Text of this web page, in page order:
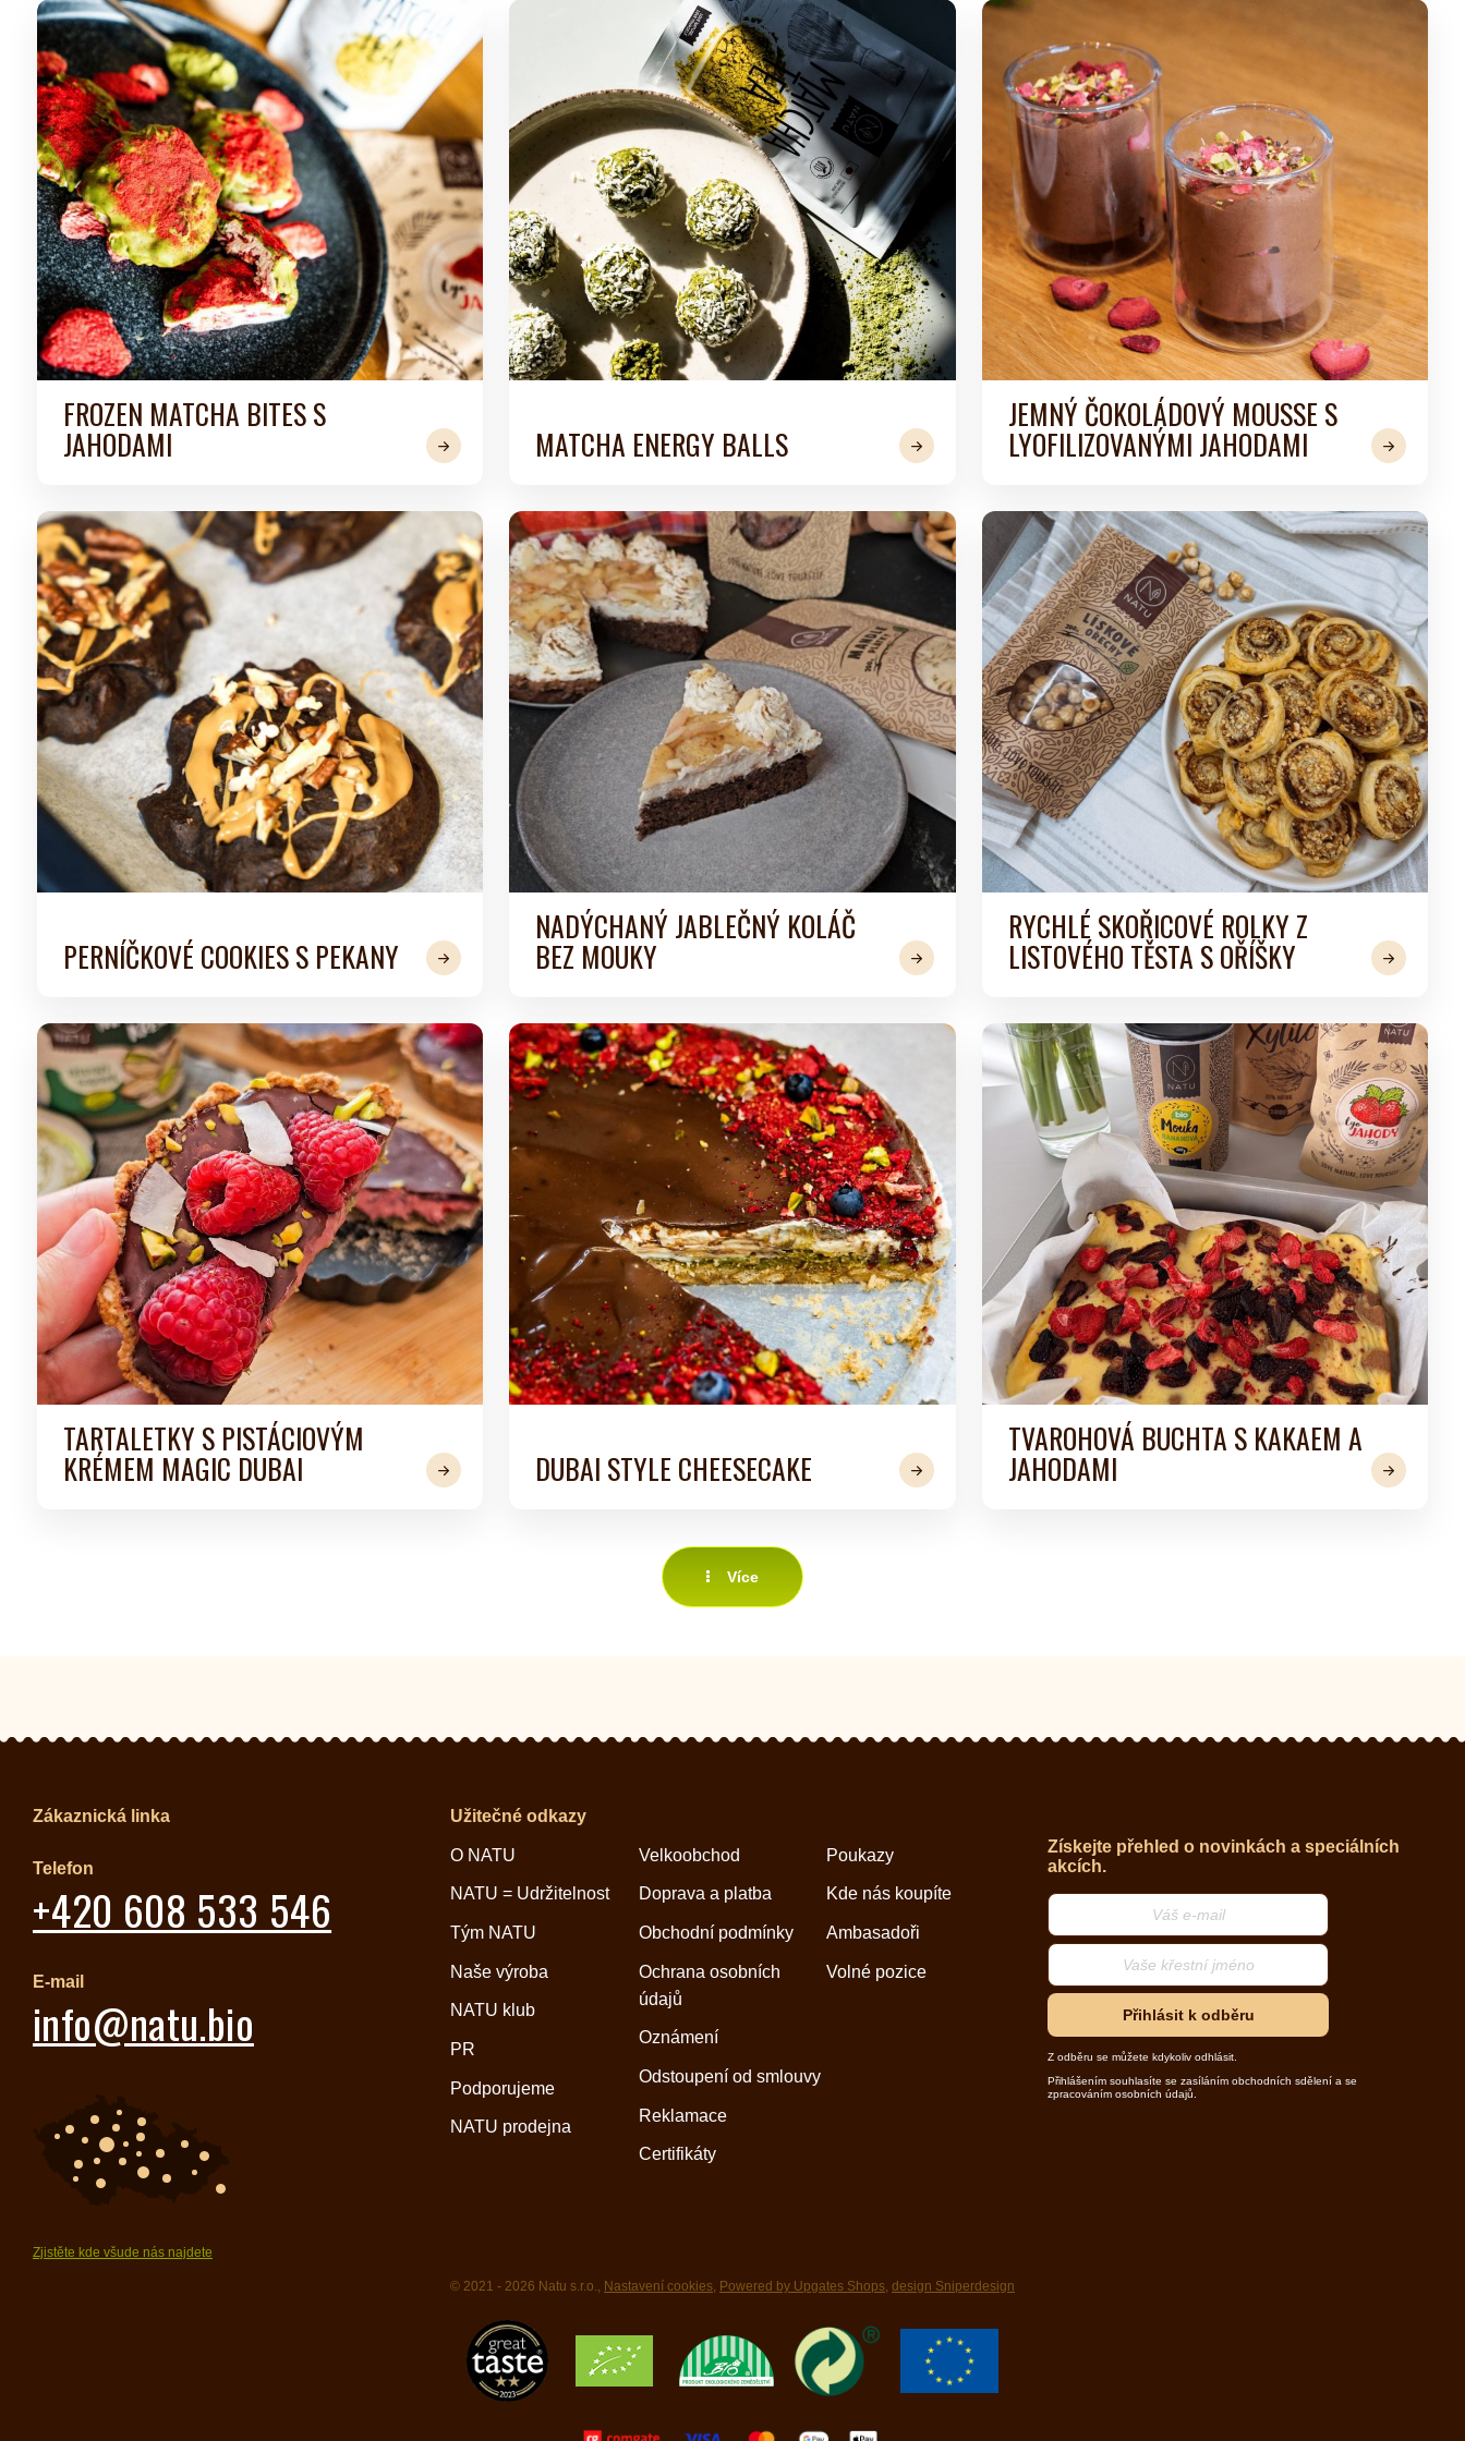
Kombuchy
Energetické nápoje
Superfood shoty
Kokosové nápoje
Ostatní nápoje
Porcované
Sypané
Láhve
Kokosové nádobí
FROZEN MATCHA BITES S
JAHODAMI MATCHA ENERGY BALLS
JEMNÝ ČOKOLÁDOVÝ MOUSSE S
LYOFILIZOVANÝMI JAHODAMI
PERNÍČKOVÉ COOKIES S PEKANY
NADÝCHANÝ JABLEČNÝ KOLÁČ
BEZ MOUKY
RYCHLÉ SKOŘICOVÉ ROLKY Z
LISTOVÉHO TĚSTA S OŘÍŠKY
TARTALETKY S PISTÁCIOVÝM
KRÉMEM MAGIC DUBAI DUBAI STYLE CHEESECAKE
TVAROHOVÁ BUCHTA S KAKAEM A
JAHODAMI
Více
Zákaznická linka
Telefon
+420 608 533 546
E-mail
info@natu.bio
Zjistěte kde všude nás najdete
Užitečné odkazy
O NATU
NATU = Udržitelnost
Tým NATU
Naše výroba
NATU klub
PR
Podporujeme
NATU prodejna
Velkoobchod
Doprava a platba
Obchodní podmínky
Ochrana osobních
údajů
Oznámení
Odstoupení od smlouvy
Reklamace
Certifikáty
Poukazy
Kde nás koupíte
Ambasadoři
Volné pozice
Získejte přehled o novinkách a speciálních
akcích.
Přihlásit k odběru
Z odběru se můžete kdykoliv odhlásit.
Přihlášením souhlasíte se zasíláním obchodních sdělení a se
zpracováním osobních údajů.
© 2021 - 2026 Natu s.r.o., Nastavení cookies Powered by Upgates Shops design Sniperdesign